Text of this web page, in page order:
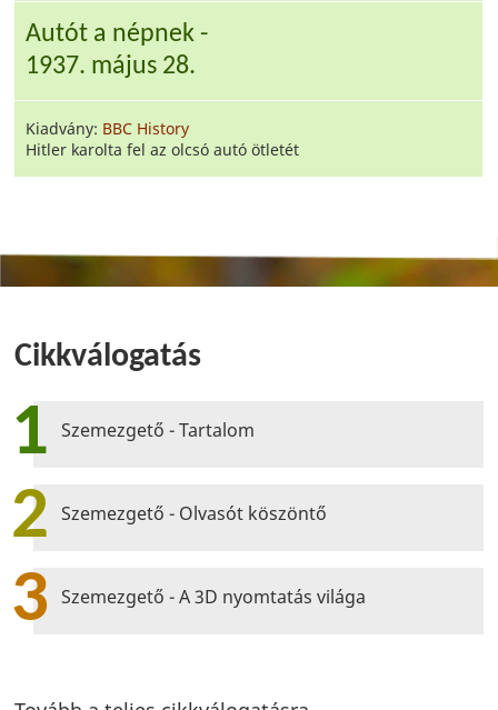
Autót a népnek -
1937. május 28.
Kiadvány: BBC History
Hitler karolta fel az olcsó autó ötletét
Cikkválogatás
1 Szemezgető - Tartalom
2 Szemezgető - Olvasót köszöntő
3 Szemezgető - A 3D nyomtatás világa